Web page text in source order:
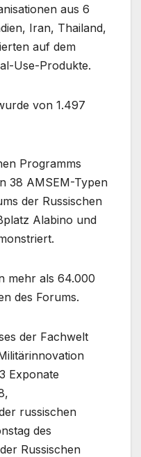
aus 6
Iran, Thailand,
auf dem
Use-Produkte.
von 1.497
Programms
38 AMSEM-Typen
der Russischen
Alabino und
mehr als 64.000
des Forums.
der Fachwelt
Exponate
russischen
des
Russischen